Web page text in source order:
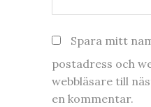
Spara mitt
postadress och
webbläsare till
en kommentar.